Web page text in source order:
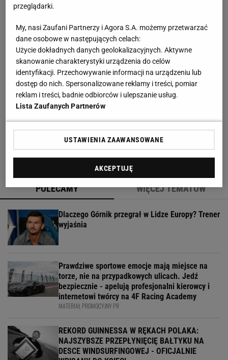
Jakość energii elektrycznej w przemyśle - klucz
do niezawodności maszyn i urządzeń
MATERIAŁ PROMOCYJNY
Prawdziwa bomba dla kibiców. Oto co trafi do
otwartej telewizji
Tichonow grzmi: Z Polakami należy postąpić
dokładnie tak samo
POLECAMY WIĘCEJ TEMATÓW
Dlaczego Górnik przegrał w Lidze Europy? Trener
wyjaśnia
Prawdziwe sportowe emocje mają miejsce na
torze, nie na przypadkowych ulicach. Jedź
bezpiecznie - apelują profesjonalni kierowcy i
internetowi twórcy na 4F Racing Academy
MATERIAŁ PROMOCYJNY PR
REKORD GUINNESSA W RĘKACH POLAKA:
NAJSZYBSZE PRZEPŁYNIĘCIĘ BAŁTYKU NA
DESCE WINDSURFINGOWEJ - OFICJALNIE
przeglądarki.
My, nasi Zaufani Partnerzy i Agora S.A. możemy przetwarzać
dane osobowe w następujących celach:
Użycie dokładnych danych geolokalizacyjnych. Aktywne
skanowanie charakterystyki urządzenia do celów
identyfikacji. Przechowywanie informacji na urządzeniu lub
dostęp do nich. Spersonalizowane reklamy i treści, pomiar
reklam i treści, badnie odbiorców i ulepszanie usług.
Lista Zaufanych Partnerów
USTAWIENIA ZAAWANSOWANE
AKCEPTUJĘ